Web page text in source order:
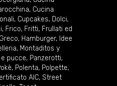
, Cucina
, Cupcakes, Dolci,
, Frico, Fritti, Frullati ed
Greco, Hamburger, Idee
, Montaditos y
pucce, Panzerotti,
, Polenta, Polpette,
AIC, Street